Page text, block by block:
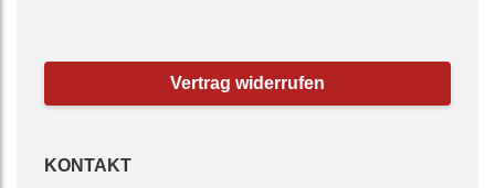
Vertrag widerrufen
KONTAKT